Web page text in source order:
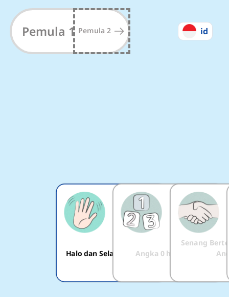
Kosakata Bahasa
Pemula 1 Pemula 2 id
#1
15kata-kata
8Menit
Halo dan Selamat Tinggal
#2
kata-kata
6 Menit
Angka 0 hingga 10
Senang